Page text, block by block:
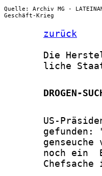
Quelle: Archiv MG -
Geschäft-Krieg
zurück
Die
liche
DROGEN-